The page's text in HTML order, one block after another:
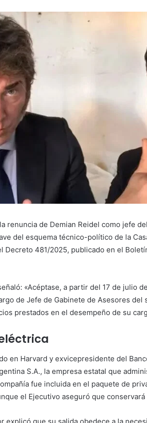
renuncia de Demian Reidel como jefe
del esquema técnico-político de la
Decreto 481/2025, publicado en el
«Acéptase, a partir del 17 de julio
de Jefe de Gabinete de Asesores del
prestados en el desempeño de su
en Harvard y exvicepresidente del
S.A., la empresa estatal que
fue incluida en el paquete de
el Ejecutivo aseguró que
explicó que su salida obedece a la